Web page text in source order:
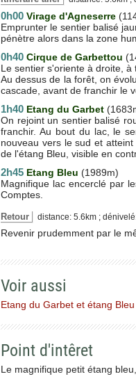
0h00 Virage d'Agneserre
Emprunter le sentier balisé
pénètre alors dans la zone
0h40 Cirque de Garbettou
Le sentier s'oriente à droite,
Au dessus de la forêt, on
cascade, avant de franchir le
1h40 Etang du Garbet
On rejoint un sentier balisé
franchir. Au bout du lac, le
nouveau vers le sud et
de l'étang Bleu, visible en
2h45 Etang Bleu (1989m)
Magnifique lac encerclé par
Comptes.
Retour distance: 5.6km ;
Revenir prudemment par le
Voir aussi
Etang du Garbet et étang
Point d'intêret
Le magnifique petit étang